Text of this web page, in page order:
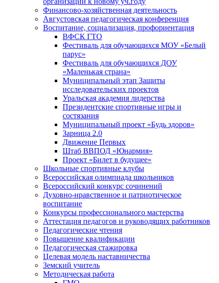
Финансово-хозяйственная деятельность
Августовская педагогическая конференция
Воспитание, социализация, профориентация
ВФСК ГТО
Фестиваль для обучающихся МОУ «Белый
парус»
Фестиваль для обучающихся ДОУ
«Маленькая страна»
Муниципальный этап Защиты
исследовательских проектов
Уральская академия лидерства
Президентские спортивные игры и
состязания
Муниципальный проект «Будь здоров»
Зарница 2.0
Движение Первых
Штаб ВВПОД «Юнармия»
Проект «Билет в будущее»
Школьные спортивные клубы
Всероссийская олимпиада школьников
Всероссийский конкурс сочинений
Духовно-нравственное и патриотическое
воспитание
Конкурсы профессионального мастерства
Аттестация педагогов и руководящих работников
Педагогические чтения
Повышение квалификации
Педагогическая стажировка
Целевая модель наставничества
Земский учитель
Методическая работа